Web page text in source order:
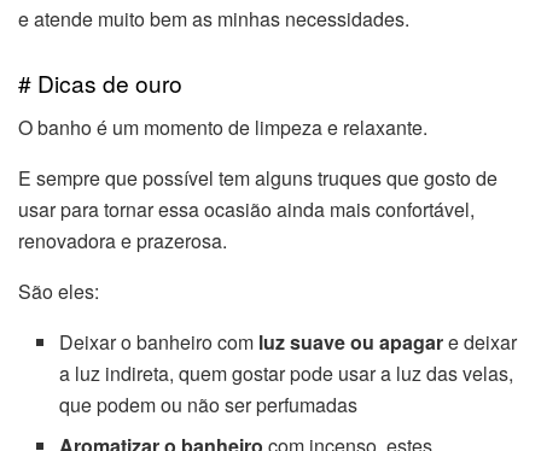
e atende muito bem as minhas necessidades.
# Dicas de ouro
O banho é um momento de limpeza e relaxante.
E sempre que possível tem alguns truques que gosto de
usar para tornar essa ocasião ainda mais confortável,
renovadora e prazerosa.
São eles:
Deixar o banheiro com luz suave ou apagare deixar
a luz indireta, quem gostar pode usar a luz das velas,
que podem ou não ser perfumadas
Aromatizar o banheiro com incenso, estes